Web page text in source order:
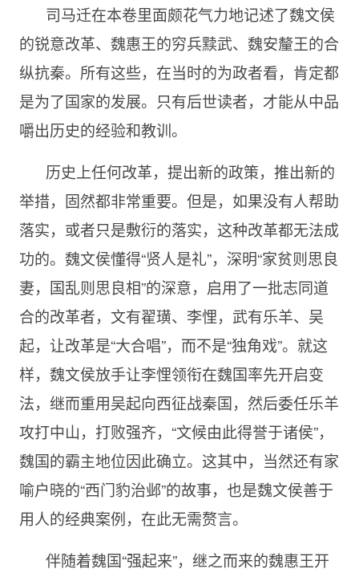
司马迁在本卷里面颇花气力地记述了魏文侯
的锐意改革、魏惠王的穷兵黩武、魏安釐王的合
纵抗秦。所有这些，在当时的为政者看，肯定都
是为了国家的发展。只有后世读者，才能从中品
嚼出历史的经验和教训。
历史上任何改革，提出新的政策，推出新的
举措，固然都非常重要。但是，如果没有人帮助
落实，或者只是敷衍的落实，这种改革都无法成
功的。魏文侯懂得“贤人是礼”，深明“家贫则思良
妻，国乱则思良相”的深意，启用了一批志同道
合的改革者，文有翟璜、李悝，武有乐羊、吴
起，让改革是“大合唱”，而不是“独角戏”。就这
样，魏文侯放手让李悝领衔在魏国率先开启变
法，继而重用吴起向西征战秦国，然后委任乐羊
攻打中山，打败强齐，“文候由此得誉于诸侯”，
魏国的霸主地位因此确立。这其中，当然还有家
喻户晓的“西门豹治邺”的故事，也是魏文侯善于
用人的经典案例，在此无需赘言。
伴随着魏国“强起来”，继之而来的魏惠王开